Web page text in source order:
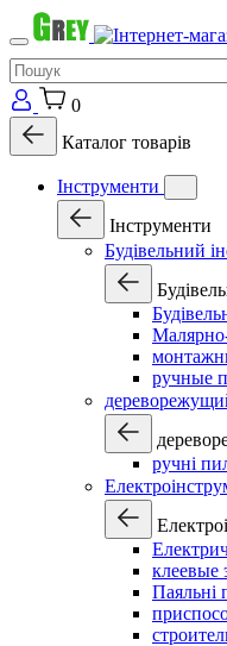
0
Каталог товарів
Інструменти
Інструменти
Будівельний
ручные
ручні
клеевые
Паяльні